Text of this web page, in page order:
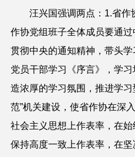
汪兴国强调两点：1.省作
作协党组班子全体成员要通
贯彻中央的通知精神，带头
党员干部学习《序言》，学
造浓厚的学习氛围，推进学
范”机关建设，使省作协在深
社会主义思想上作表率，在
保持高度一致上作表率，在